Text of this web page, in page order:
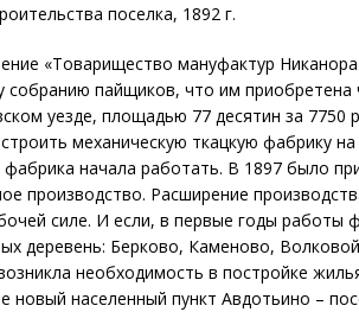
поселка, 1892 г.
«Товарищество мануфактур
пайщиков, что им приобретена
уезде, площадью 77 десятин за 7750
механическую ткацкую фабрику
фабрика начала работать. В 1897 было
производство. Расширение
силе. И если, в первые годы работы
деревень: Берково, Каменово,
необходимость в постройке
новый населенный пункт Авдотьино –